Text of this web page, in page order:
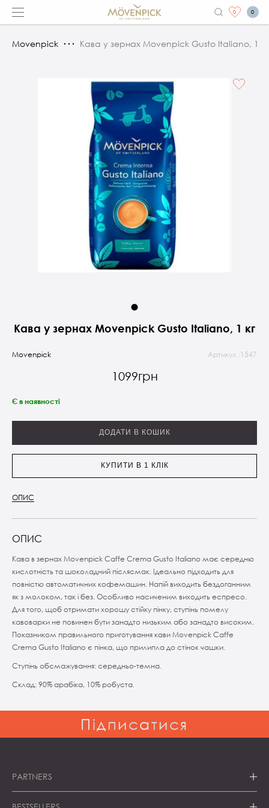
0 0
Movenpick Кава у зернах Movenpick Gusto Italiano, 1 кг
Кава у зернах Movenpick Gusto Italiano, 1 кг
Movenpick Артикул :1547
1099грн
Є в наявності
ДОДАТИ В КОШИК
КУПИТИ В 1 КЛІК
ОПИС
ОПИС
Кава в зернах Movenpick Caffe Crema Gusto Italiano має середню
кислотність та шоколадний післясмак. Ідеально підходить для
повністю автоматичних кофемашин. Напій виходить бездоганним
як з молоком, так і без. Особливо насиченим виходить еспресо.
Для того, щоб отримати хорошу стійку пінку, ступінь помелу
кавоварки не повинен бути занадто низьким або занадто високим.
Показником правильного приготування кави Movenpick Caffe
Crema Gusto Italiano є пінка, що прилипла до стінок чашки.
Ступінь обсмажування: середньо-темна.
Склад: 90% арабіка, 10% робуста.
Підписатися
PARTNERS